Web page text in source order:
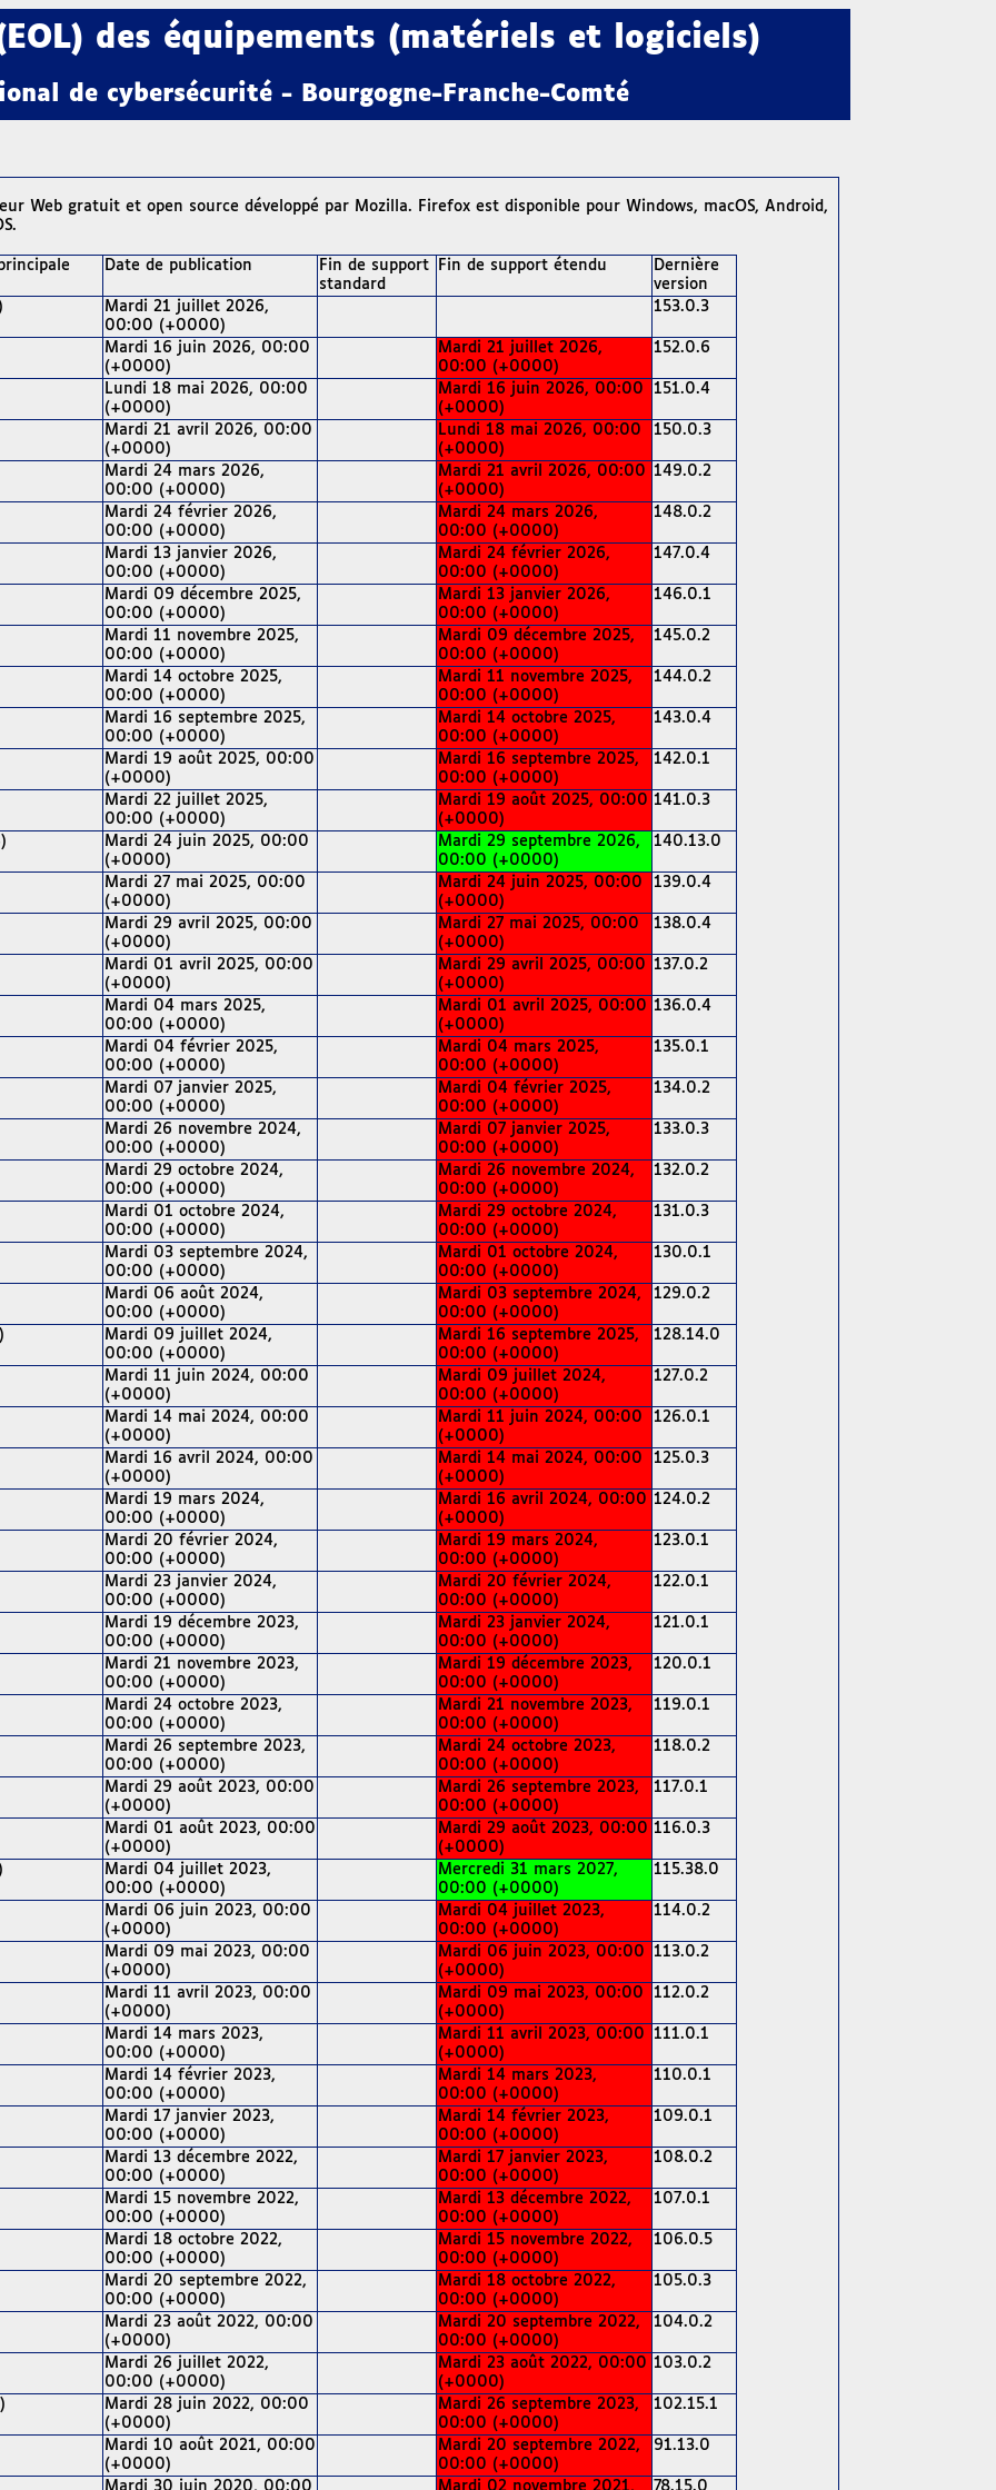
des équipements (matériels et logiciels)
de cybersécurité - Bourgogne-Franche-Comté
Web gratuit et open source développé par Mozilla. Firefox est disponible pour Windows, macOS, Android,
Date de publication
Fin de support
standard
Fin de support étendu
Dernière
version
Mardi 21 juillet 2026,
00:00 (+0000)
153.0.3
Mardi 16 juin 2026, 00:00
(+0000)
Mardi 21 juillet 2026,
00:00 (+0000)
152.0.6
Lundi 18 mai 2026, 00:00
(+0000)
Mardi 16 juin 2026, 00:00
(+0000)
151.0.4
Mardi 21 avril 2026, 00:00
(+0000)
Lundi 18 mai 2026, 00:00
(+0000)
150.0.3
Mardi 24 mars 2026,
00:00 (+0000)
Mardi 21 avril 2026, 00:00
(+0000)
149.0.2
Mardi 24 février 2026,
00:00 (+0000)
Mardi 24 mars 2026,
00:00 (+0000)
148.0.2
Mardi 13 janvier 2026,
00:00 (+0000)
Mardi 24 février 2026,
00:00 (+0000)
147.0.4
Mardi 09 décembre 2025,
00:00 (+0000)
Mardi 13 janvier 2026,
00:00 (+0000)
146.0.1
Mardi 11 novembre 2025,
00:00 (+0000)
Mardi 09 décembre 2025,
00:00 (+0000)
145.0.2
Mardi 14 octobre 2025,
00:00 (+0000)
Mardi 11 novembre 2025,
00:00 (+0000)
144.0.2
Mardi 16 septembre 2025,
00:00 (+0000)
Mardi 14 octobre 2025,
00:00 (+0000)
143.0.4
Mardi 19 août 2025, 00:00
(+0000)
Mardi 16 septembre 2025,
00:00 (+0000)
142.0.1
Mardi 22 juillet 2025,
00:00 (+0000)
Mardi 19 août 2025, 00:00
(+0000)
141.0.3
Mardi 24 juin 2025, 00:00
(+0000)
Mardi 29 septembre 2026,
00:00 (+0000)
140.13.0
Mardi 27 mai 2025, 00:00
(+0000)
Mardi 24 juin 2025, 00:00
(+0000)
139.0.4
Mardi 29 avril 2025, 00:00
(+0000)
Mardi 27 mai 2025, 00:00
(+0000)
138.0.4
Mardi 01 avril 2025, 00:00
(+0000)
Mardi 29 avril 2025, 00:00
(+0000)
137.0.2
Mardi 04 mars 2025,
00:00 (+0000)
Mardi 01 avril 2025, 00:00
(+0000)
136.0.4
Mardi 04 février 2025,
00:00 (+0000)
Mardi 04 mars 2025,
00:00 (+0000)
135.0.1
Mardi 07 janvier 2025,
00:00 (+0000)
Mardi 04 février 2025,
00:00 (+0000)
134.0.2
Mardi 26 novembre 2024,
00:00 (+0000)
Mardi 07 janvier 2025,
00:00 (+0000)
133.0.3
Mardi 29 octobre 2024,
00:00 (+0000)
Mardi 26 novembre 2024,
00:00 (+0000)
132.0.2
Mardi 01 octobre 2024,
00:00 (+0000)
Mardi 29 octobre 2024,
00:00 (+0000)
131.0.3
Mardi 03 septembre 2024,
00:00 (+0000)
Mardi 01 octobre 2024,
00:00 (+0000)
130.0.1
Mardi 06 août 2024,
00:00 (+0000)
Mardi 03 septembre 2024,
00:00 (+0000)
129.0.2
Mardi 09 juillet 2024,
00:00 (+0000)
Mardi 16 septembre 2025,
00:00 (+0000)
128.14.0
Mardi 11 juin 2024, 00:00
(+0000)
Mardi 09 juillet 2024,
00:00 (+0000)
127.0.2
Mardi 14 mai 2024, 00:00
(+0000)
Mardi 11 juin 2024, 00:00
(+0000)
126.0.1
Mardi 16 avril 2024, 00:00
(+0000)
Mardi 14 mai 2024, 00:00
(+0000)
125.0.3
Mardi 19 mars 2024,
00:00 (+0000)
Mardi 16 avril 2024, 00:00
(+0000)
124.0.2
Mardi 20 février 2024,
00:00 (+0000)
Mardi 19 mars 2024,
00:00 (+0000)
123.0.1
Mardi 23 janvier 2024,
00:00 (+0000)
Mardi 20 février 2024,
00:00 (+0000)
122.0.1
Mardi 19 décembre 2023,
00:00 (+0000)
Mardi 23 janvier 2024,
00:00 (+0000)
121.0.1
Mardi 21 novembre 2023,
00:00 (+0000)
Mardi 19 décembre 2023,
00:00 (+0000)
120.0.1
Mardi 24 octobre 2023,
00:00 (+0000)
Mardi 21 novembre 2023,
00:00 (+0000)
119.0.1
Mardi 26 septembre 2023,
00:00 (+0000)
Mardi 24 octobre 2023,
00:00 (+0000)
118.0.2
Mardi 29 août 2023, 00:00
(+0000)
Mardi 26 septembre 2023,
00:00 (+0000)
117.0.1
Mardi 01 août 2023, 00:00
(+0000)
Mardi 29 août 2023, 00:00
(+0000)
116.0.3
Mardi 04 juillet 2023,
00:00 (+0000)
Mercredi 31 mars 2027,
00:00 (+0000)
115.38.0
Mardi 06 juin 2023, 00:00
(+0000)
Mardi 04 juillet 2023,
00:00 (+0000)
114.0.2
Mardi 09 mai 2023, 00:00
(+0000)
Mardi 06 juin 2023, 00:00
(+0000)
113.0.2
Mardi 11 avril 2023, 00:00
(+0000)
Mardi 09 mai 2023, 00:00
(+0000)
112.0.2
Mardi 14 mars 2023,
00:00 (+0000)
Mardi 11 avril 2023, 00:00
(+0000)
111.0.1
Mardi 14 février 2023,
00:00 (+0000)
Mardi 14 mars 2023,
00:00 (+0000)
110.0.1
Mardi 17 janvier 2023,
00:00 (+0000)
Mardi 14 février 2023,
00:00 (+0000)
109.0.1
Mardi 13 décembre 2022,
00:00 (+0000)
Mardi 17 janvier 2023,
00:00 (+0000)
108.0.2
Mardi 15 novembre 2022,
00:00 (+0000)
Mardi 13 décembre 2022,
00:00 (+0000)
107.0.1
Mardi 18 octobre 2022,
00:00 (+0000)
Mardi 15 novembre 2022,
00:00 (+0000)
106.0.5
Mardi 20 septembre 2022,
00:00 (+0000)
Mardi 18 octobre 2022,
00:00 (+0000)
105.0.3
Mardi 23 août 2022, 00:00
(+0000)
Mardi 20 septembre 2022,
00:00 (+0000)
104.0.2
Mardi 26 juillet 2022,
00:00 (+0000)
Mardi 23 août 2022, 00:00
(+0000)
103.0.2
Mardi 28 juin 2022, 00:00
(+0000)
Mardi 26 septembre 2023,
00:00 (+0000)
102.15.1
Mardi 10 août 2021, 00:00
(+0000)
Mardi 20 septembre 2022,
00:00 (+0000)
91.13.0
Mardi 30 juin 2020, 00:00 Mardi 02 novembre 2021, 78.15.0